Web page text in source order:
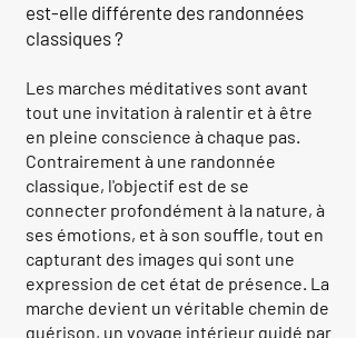
est-elle différente des randonnées
classiques ?
Les marches méditatives sont avant
tout une invitation à ralentir et à être
en pleine conscience à chaque pas.
Contrairement à une randonnée
classique, l'objectif est de se
connecter profondément à la nature, à
ses émotions, et à son souffle, tout en
capturant des images qui sont une
expression de cet état de présence. La
marche devient un véritable chemin de
guérison, un voyage intérieur guidé par